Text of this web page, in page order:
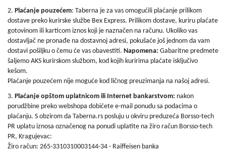
vinogradarstvo
Mali
kućni
aparati
Alati
Sport
rekreacija
Auto
2. Plaćanje pouzećem: Taberna je za vas omogućili plaćanje prilikom
dostave preko kurirske službe Bex Express. Prilikom dostave, kuriru plaćate
gotovinom ili karticom iznos koji je naznačen na računu. Ukoliko vas
dostavljač ne pronađe na dostavnoj adresi, pokušaće još jednom da vam
dostavi pošiljku o čemu će vas obavestiti. Napomena: Gabaritne predmete
šaljemo AKS kurirskom službom, kod kojih kuririma plaćate isključivo
kešom.
Plaćanje pouzećem nije moguće kod ličnog preuzimanja na našoj adresi.
3. Plaćanje opštom uplatnicom ili Internet bankarstvom: nakon
porudžbine preko webshopa dobićete e-mail ponudu sa podacima o
plaćanju. S obzirom da Taberna.rs posluju u okviru preduzeća Borsso-tech
PR uplatu iznosa označenog na ponudi uplatite na žiro račun Borsso-tech
PR, Kragujevac:
Žiro račun: 265-3310310003144-34 - Raiffeisen banka